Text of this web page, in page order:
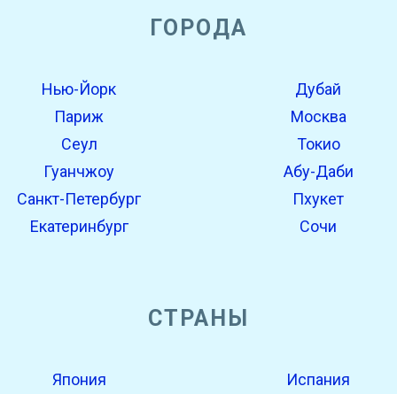
ГОРОДА
Нью-Йорк
Дубай
Париж
Москва
Сеул
Токио
Гуанчжоу
Абу-Даби
Санкт-Петербург
Пхукет
Екатеринбург Сочи
СТРАНЫ
Япония
Испания